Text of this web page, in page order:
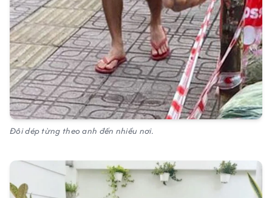
Đôi dép từng theo anh đến nhiều nơi.